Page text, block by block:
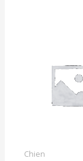
Chien